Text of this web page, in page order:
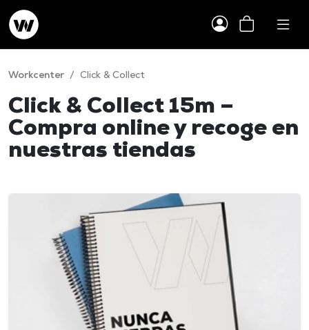
Workcenter / Click & Collect
Click & Collect 15m –
Compra online y recoge en
nuestras tiendas